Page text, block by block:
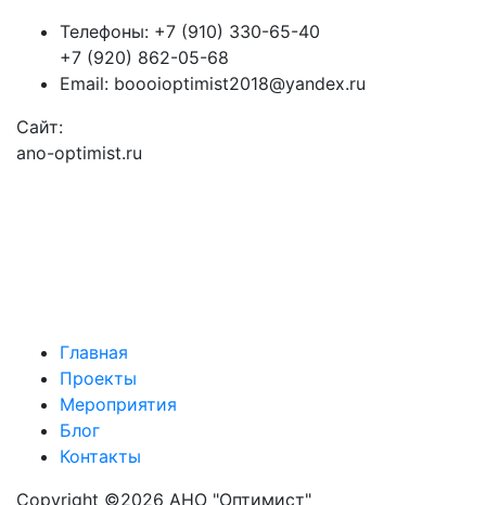
Телефоны: +7 (910) 330-65-40
+7 (920) 862-05-68
Email: boooioptimist2018@yandex.ru
Сайт:
ano-optimist.ru
Главная
Проекты
Мероприятия
Блог
Контакты
Copyright ©2026 АНО "Оптимист"